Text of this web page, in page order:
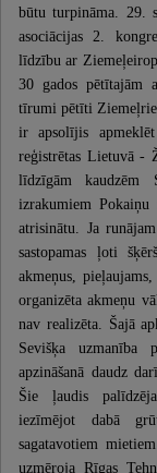
būtu turpināma. 29.
asociācijas 2.
līdzību ar
30 gados pētītajām
tīrumi pētīti
ir apsolījis
reģistrētas Lietuvā -
līdzīgām kaudzēm
izrakumiem
atrisinātu. Ja
sastopamas ļoti
akmeņus,
organizēta akmeņu
nav realizēta. Šajā
Sevišķa uzmanība
apzināšanā daudz
Šie ļaudis
iezīmējot dabā
sagatavotiem
uzmēroja Rīgas